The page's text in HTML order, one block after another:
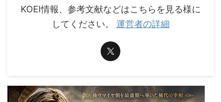
KOEI情報、参考文献などはこちらを見る様に
してください。 運営者の詳細